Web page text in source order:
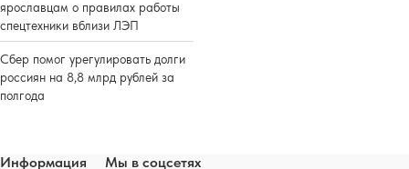
ярославцам о правилах работы
спецтехники вблизи ЛЭП
Сбер помог урегулировать долги
россиян на 8,8 млрд рублей за
полгода
Информация
Мы в соцсетях